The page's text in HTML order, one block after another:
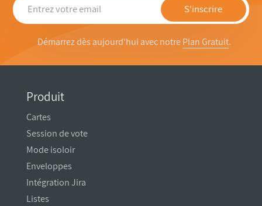
S'inscrire
Démarrez dès aujourd'hui avec notrePlan Gratuit.
Produit
Cartes
Session de vote
Mode isoloir
Enveloppes
Intégration Jira
Listes